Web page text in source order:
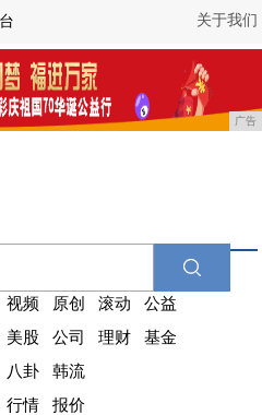
关于我们
广告
视频 原创 滚动
公益
美股 公司 理财
基金
八卦
韩流
行情
报价